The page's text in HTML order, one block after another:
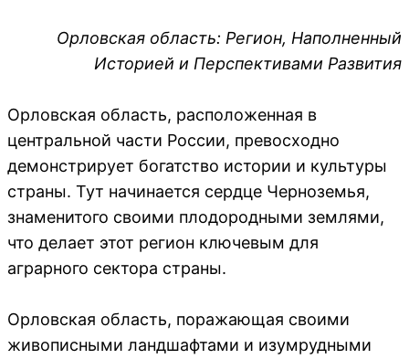
Орловская область: Регион, Наполненный
Историей и Перспективами Развития
Орловская область, расположенная в
центральной части России, превосходно
демонстрирует богатство истории и культуры
страны. Тут начинается сердце Черноземья,
знаменитого своими плодородными землями,
что делает этот регион ключевым для
аграрного сектора страны.
Орловская область, поражающая своими
живописными ландшафтами и изумрудными